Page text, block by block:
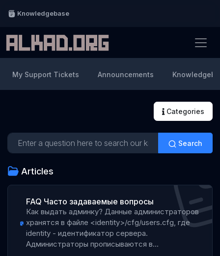
Knowledgebase
Categories
My Support Tickets Announcements
Search
Articles
FAQ Часто задаваемые вопросы
Как выдать админку? Данные администраторов
хранятся в файле <identity>/cfg/users.cfg, где
identity - идентификатор сервера.
Администраторы прописываются в...